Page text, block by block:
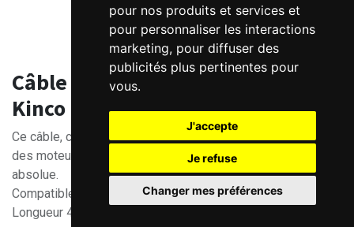
pour nos produits et services et
pour personnaliser les interactions
marketing, pour diffuser des
publicités plus pertinentes pour
vous.
J'accepte
Je refuse
Changer mes préférences
Câble batterie pour codeur absolu
Kinco
Ce câble, contenant une batterie, permet au codeur absolu
des moteurs Kinco, de garder la mémoire de la position
absolue.
Compatibles avec moteurs KAK et câbles -GU.
Longueur 40cm.